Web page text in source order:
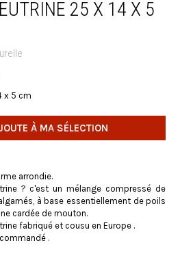
25 X 14 X 5
x 5 cm
À MA SÉLECTION
arrondie.
? c'est un mélange compressé de
à base essentiellement de poils
cardée de mouton.
fabriqué et cousu en Europe .
.